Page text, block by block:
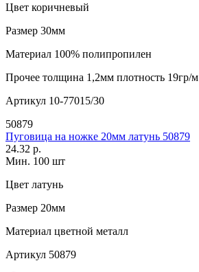
Цвет коричневый
Размер 30мм
Материал 100% полипропилен
Прочее толщина 1,2мм плотность 19гр/м
Артикул 10-77015/30
50879
Пуговица на ножке 20мм латунь 50879
24.32 р.
Мин. 100 шт
Цвет латунь
Размер 20мм
Материал цветной металл
Артикул 50879